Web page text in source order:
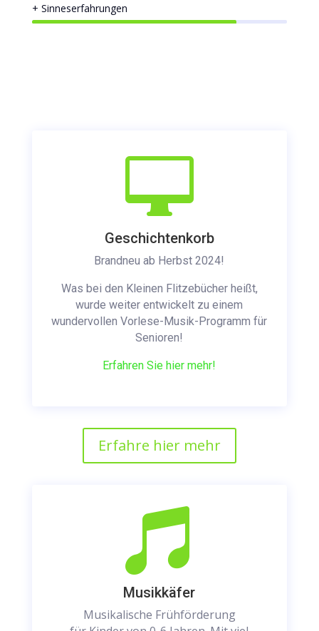
+ Sinneserfahrungen

Geschichtenkorb
Brandneu ab Herbst 2024!
Was bei den Kleinen Flitzebücher heißt,
wurde weiter entwickelt zu einem
wundervollen Vorlese-Musik-Programm für
Senioren!
Erfahren Sie hier mehr!
Erfahre hier mehr

Musikkäfer
Musikalische Frühförderung